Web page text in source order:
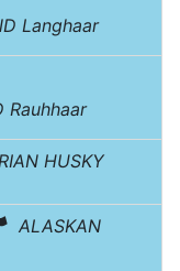
Langhaar
Rauhhaar
HUSKY
ALASKAN